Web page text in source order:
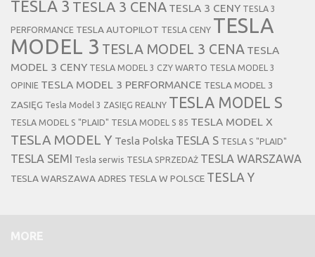
TESLA 3 TESLA 3 CENA TESLA 3 CENY TESLA 3
PERFORMANCE TESLA AUTOPILOT TESLA CENY TESLA
MODEL 3 TESLA MODEL 3 CENA TESLA
MODEL 3 CENY TESLA MODEL 3 CZY WARTO TESLA MODEL 3
OPINIE TESLA MODEL 3 PERFORMANCE TESLA MODEL 3
ZASIĘG Tesla Model 3 ZASIĘG REALNY TESLA MODEL S
TESLA MODEL S "PLAID" TESLA MODEL S 85 TESLA MODEL X
TESLA MODEL Y Tesla Polska TESLA S TESLA S "PLAID"
TESLA SEMI Tesla serwis TESLA SPRZEDAŻ TESLA WARSZAWA
TESLA WARSZAWA ADRES TESLA W POLSCE TESLA Y
MORE